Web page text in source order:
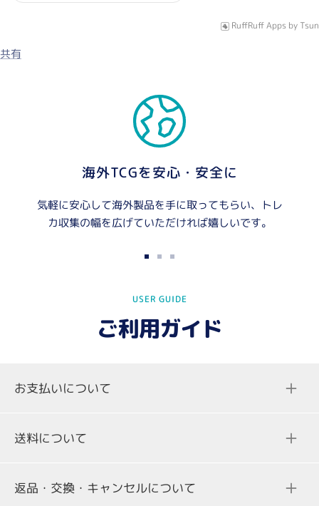
RuffRuff Apps by Tsun
共有
海外TCGを安心・安全に
気軽に安心して海外製品を手に取ってもらい、トレ
カ収集の幅を広げていただければ嬉しいです。
イ
ド
に
イ
ド
に
イ
ド
に
USER GUIDE
ご利用ガイド
お支払いについて
送料について
返品・交換・キャンセルについて